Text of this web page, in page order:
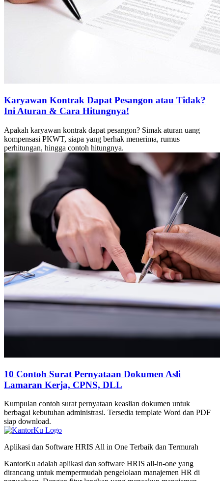
Karyawan Kontrak Dapat Pesangon atau Tidak?
Ini Aturan & Cara Hitungnya!
Apakah karyawan kontrak dapat pesangon? Simak aturan uang
kompensasi PKWT, siapa yang berhak menerima, rumus
perhitungan, hingga contoh hitungnya.
10 Contoh Surat Pernyataan Dokumen Asli
Lamaran Kerja, CPNS, DLL
Kumpulan contoh surat pernyataan keaslian dokumen untuk
berbagai kebutuhan administrasi. Tersedia template Word dan PDF
siap download.
Aplikasi dan Software HRIS All in One Terbaik dan Termurah
KantorKu adalah aplikasi dan software HRIS all-in-one yang
dirancang untuk mempermudah pengelolaan manajemen HR di